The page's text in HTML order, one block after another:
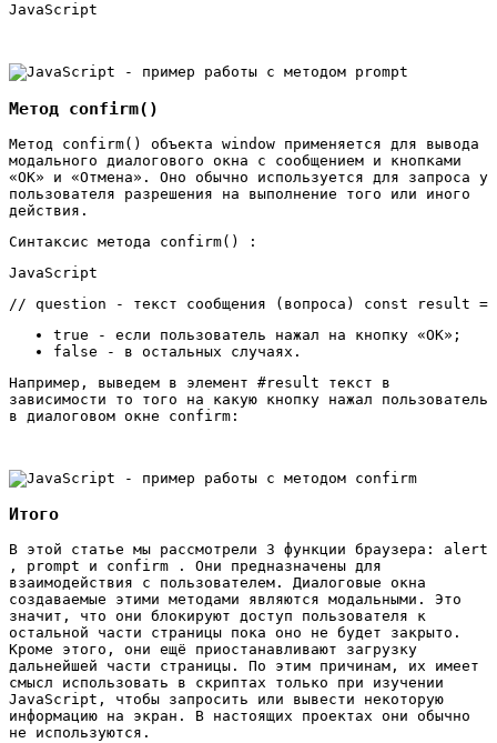
JavaScript
Метод confirm()
Метод confirm() объекта window применяется для вывода
модального диалогового окна с сообщением и кнопками
«ОК» и «Отмена». Оно обычно используется для запроса у
пользователя разрешения на выполнение того или иного
действия.
Синтаксис метода confirm() :
JavaScript
// question - текст сообщения (вопроса) const result
true - если пользователь нажал на кнопку «ОК»;
false - в остальных случаях.
Например, выведем в элемент #result текст в
зависимости то того на какую кнопку нажал пользователь
в диалоговом окне confirm:
Итого
В этой статье мы рассмотрели 3 функции браузера: alert
, prompt и confirm . Они предназначены для
взаимодействия с пользователем. Диалоговые окна
создаваемые этими методами являются модальными. Это
значит, что они блокируют доступ пользователя к
остальной части страницы пока оно не будет закрыто.
Кроме этого, они ещё приостанавливают загрузку
дальнейшей части страницы. По этим причинам, их имеет
смысл использовать в скриптах только при изучении
JavaScript, чтобы запросить или вывести некоторую
информацию на экран. В настоящих проектах они обычно
не используются.